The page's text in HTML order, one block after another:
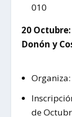
010
20
Donón y
Organiza:
de